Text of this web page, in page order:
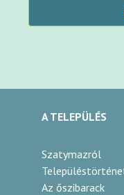
A TELEPÜLÉS
Szatymazról
Az őszibarack